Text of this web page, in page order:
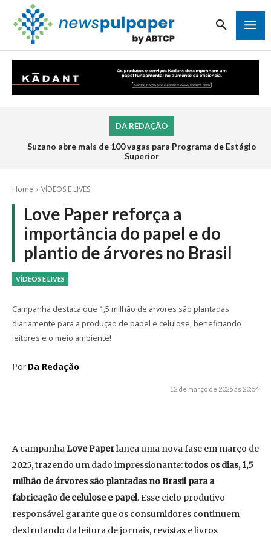
DA REDAÇÃO
Suzano abre mais de 100 vagas para Programa de Estágio
Superior
Home VÍDEOS E LIVES
Love Paper reforça a
importância do papel e do
plantio de árvores no Brasil
VÍDEOS E LIVES
Campanha destaca que 1,5 milhão de árvores são plantadas
diariamente para a produção de papel e celulose, beneficiando
leitores e o meio ambiente!
Por Da Redação
12 de março de 2025 às 20:54
A campanhaLove Paperlança uma nova fase em março de
2025, trazendo um dado impressionante:todos os dias, 1,5
milhão de árvores são plantadas no Brasil para a
fabricação de celulose e papel. Esse ciclo produtivo
responsável garante que os consumidores continuem
desfrutando da leitura de jornais, revistas e livros